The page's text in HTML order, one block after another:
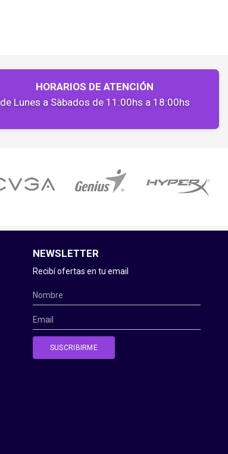
HORARIOS DE ATENCIÓN
de Lunes a Sàbados de 11:00hs a 18:00hs
NEWSLETTER
Recibí ofertas en tu email